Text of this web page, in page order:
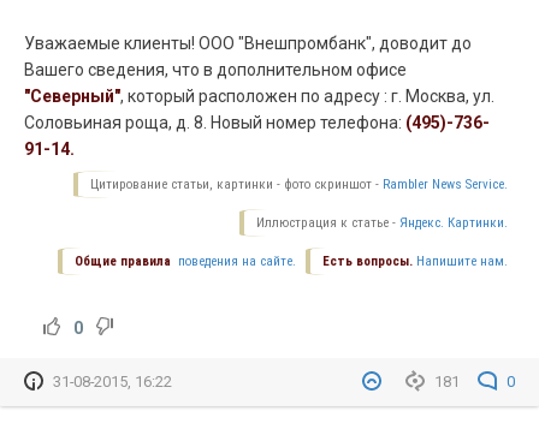
Уважаемые клиенты! ООО "Внешпромбанк", доводит до
Вашего сведения, что в дополнительном офисе
"Северный", который расположен по адресу : г. Москва, ул.
Соловьиная роща, д. 8. Новый номер телефона: (495)-736-
91-14.
Цитирование статьи, картинки - фото скриншот - Rambler News Service.
Иллюстрация к статье - Яндекс. Картинки.
Есть вопросы. Напишите нам.
Общие правила поведения на сайте.
0
181 0
31-08-2015, 16:22